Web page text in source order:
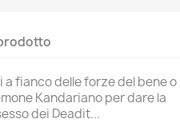
a fianco delle forze del bene o
Kandariano per dare la
dei Deadit...